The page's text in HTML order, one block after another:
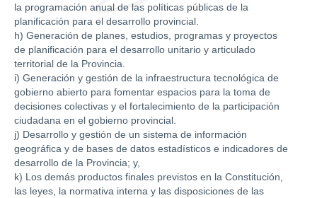
la programación anual de las políticas públicas de la
planificación para el desarrollo provincial.
h) Generación de planes, estudios, programas y proyectos
de planificación para el desarrollo unitario y articulado
territorial de la Provincia.
i) Generación y gestión de la infraestructura tecnológica de
gobierno abierto para fomentar espacios para la toma de
decisiones colectivas y el fortalecimiento de la participación
ciudadana en el gobierno provincial.
j) Desarrollo y gestión de un sistema de información
geográfica y de bases de datos estadísticos e indicadores de
desarrollo de la Provincia; y,
k) Los demás productos finales previstos en la Constitución,
las leyes, la normativa interna y las disposiciones de las